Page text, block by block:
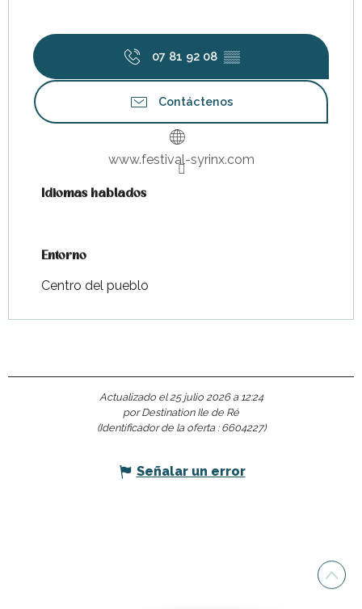
07 81 92 08 ▒▒
Contáctenos
www.festival-syrinx.com
Idiomas hablados
Idiomas hablados
Entorno
Entorno
Centro del pueblo
Actualizado el 25 julio 2026 a 12:24
por Destination Ile de Ré
(Identificador de la oferta : 6604227)
Señalar un error